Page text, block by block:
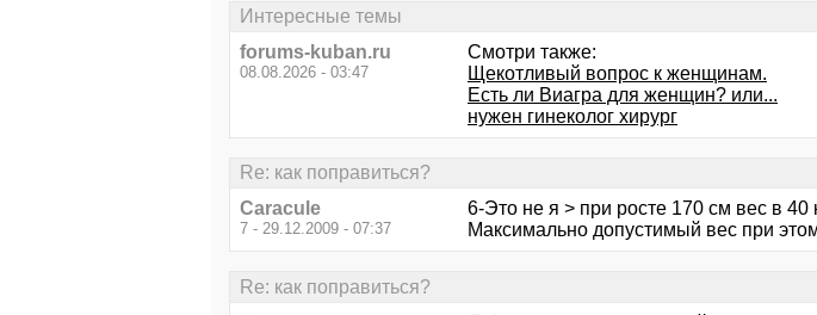
Интересные темы
forums-kuban.ru
08.08.2026 - 03:47
Смотри также:
Щекотливый вопрос к женщинам.
Есть ли Виагра для женщин? или...
нужен гинеколог хирург
Re: как поправиться?
Caracule
7 - 29.12.2009 - 07:37
6-Это не я > при росте 170 см вес в 40
Максимально допустимый вес при этом
Re: как поправиться?